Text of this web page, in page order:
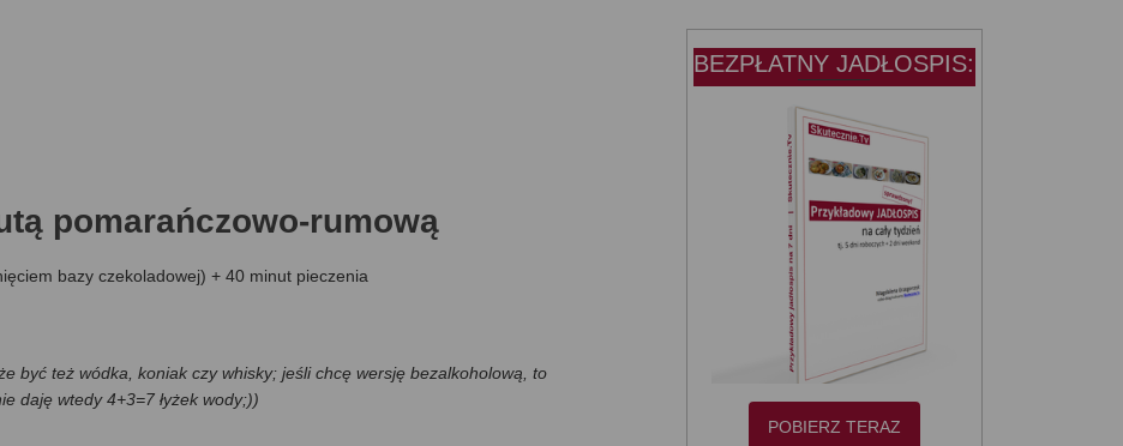
pomarańczowo-rumową
bazy czekoladowej) + 40 minut pieczenia
być też wódka, koniak czy whisky; jeśli chcę wersję bezalkoholową, to
daję wtedy 4+3=7 łyżek wody;))
BEZPŁATNY JADŁOSPIS:
POBIERZ TERAZ